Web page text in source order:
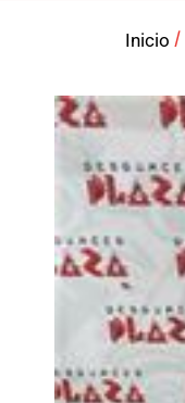
Inicio /